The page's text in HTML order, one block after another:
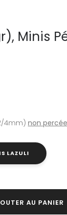
Minis
4mm) non
LAZULI
AU PANIER